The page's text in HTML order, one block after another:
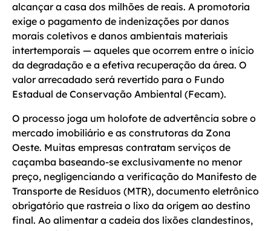
alcançar a casa dos milhões de reais. A promotoria
exige o pagamento de indenizações por danos
morais coletivos e danos ambientais materiais
intertemporais — aqueles que ocorrem entre o início
da degradação e a efetiva recuperação da área. O
valor arrecadado será revertido para o Fundo
Estadual de Conservação Ambiental (Fecam).
O processo joga um holofote de advertência sobre o
mercado imobiliário e as construtoras da Zona
Oeste. Muitas empresas contratam serviços de
caçamba baseando-se exclusivamente no menor
preço, negligenciando a verificação do Manifesto de
Transporte de Resíduos (MTR), documento eletrônico
obrigatório que rastreia o lixo da origem ao destino
final. Ao alimentar a cadeia dos lixões clandestinos,